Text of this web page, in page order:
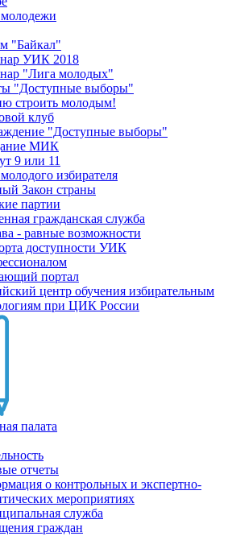
"Байкал"
УИК 2018
"Лига молодых"
"Доступные выборы"
строить молодым!
клуб
"Доступные выборы"
МИК
9 или 11
избирателя
Закон страны
партии
гражданская служба
- равные возможности
доступности УИК
портал
центр обучения избирательным
при ЦИК России
палата
отчеты
о контрольных и экспертно-
мероприятиях
служба
граждан